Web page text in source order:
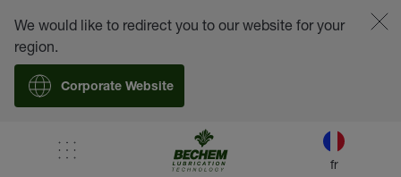
fr
We would like to redirect you to our website for your
region.
Corporate Website
Contact